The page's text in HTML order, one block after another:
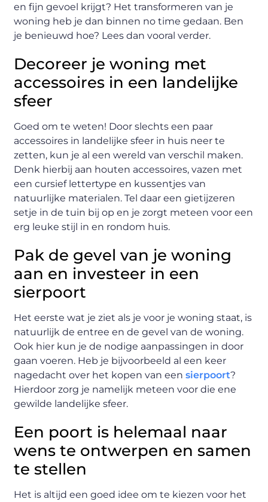
en fijn gevoel krijgt? Het transformeren van je
woning heb je dan binnen no time gedaan. Ben
je benieuwd hoe? Lees dan vooral verder.
Decoreer je woning met
accessoires in een landelijke
sfeer
Goed om te weten! Door slechts een paar
accessoires in landelijke sfeer in huis neer te
zetten, kun je al een wereld van verschil maken.
Denk hierbij aan houten accessoires, vazen met
een cursief lettertype en kussentjes van
natuurlijke materialen. Tel daar een gietijzeren
setje in de tuin bij op en je zorgt meteen voor een
erg leuke stijl in en rondom huis.
Pak de gevel van je woning
aan en investeer in een
sierpoort
Het eerste wat je ziet als je voor je woning staat, is
natuurlijk de entree en de gevel van de woning.
Ook hier kun je de nodige aanpassingen in door
gaan voeren. Heb je bijvoorbeeld al een keer
nagedacht over het kopen van eensierpoort?
Hierdoor zorg je namelijk meteen voor die ene
gewilde landelijke sfeer.
Een poort is helemaal naar
wens te ontwerpen en samen
te stellen
Het is altijd een goed idee om te kiezen voor het